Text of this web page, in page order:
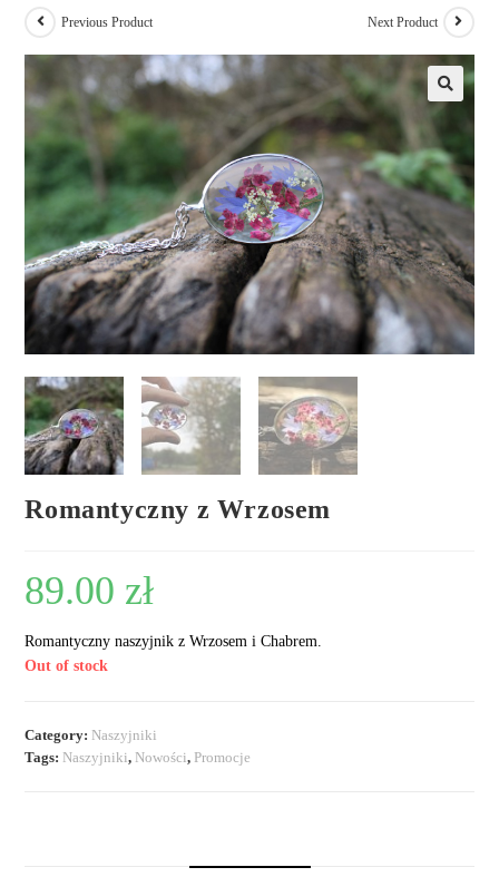
Previous Product Next Product
Romantyczny z Wrzosem
89.00 zł
Romantyczny naszyjnik z Wrzosem i Chabrem.
Out of stock
Category: Naszyjniki
Tags: Naszyjniki, Nowości, Promocje